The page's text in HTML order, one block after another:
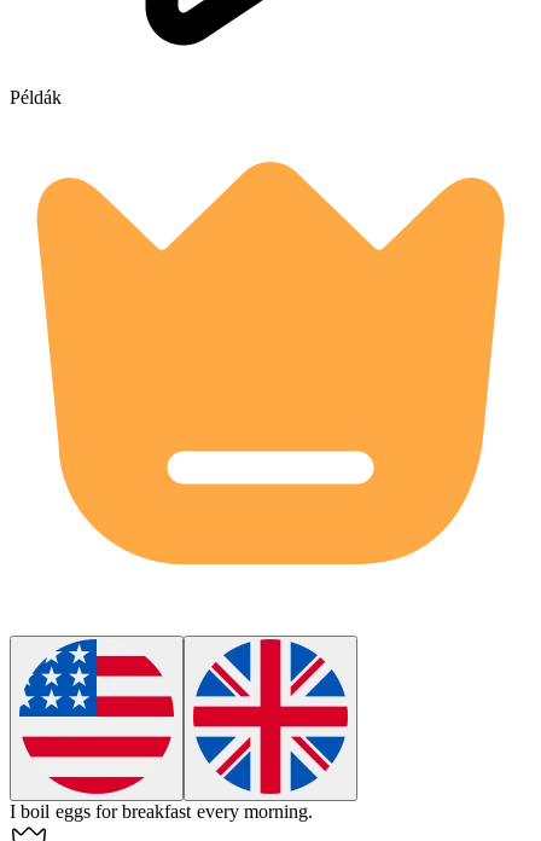
Példák
Iboil eggs for breakfast every morning.